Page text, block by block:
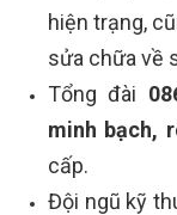
hiện trạng,
sửa chữa về
Tổng đài
minh bạch,
cấp.
Đội ngũ kỹ